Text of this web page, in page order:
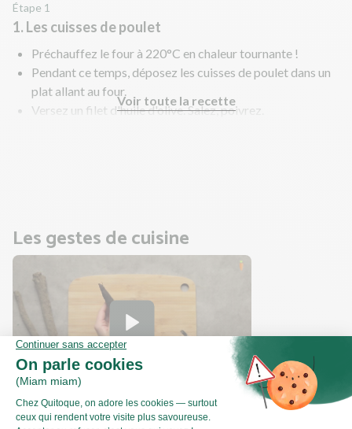
Étape 1
1. Les cuisses de poulet
Préchauffez le four à 220°C en chaleur tournante !
Pendant ce temps, déposez les cuisses de poulet dans un
plat allant au four.
Versez un filet d'huile d'olive. Salez, poivrez.
Voir toute la recette
Les gestes de cuisine
Comment préparer vos salsifis ?